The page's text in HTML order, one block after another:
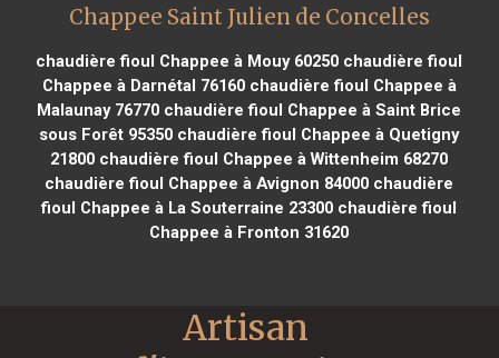
Chappee Saint Julien de Concelles
chaudière fioul Chappee à Mouy 60250 chaudière fioul
Chappee à Darnétal 76160chaudière fioul Chappee à
Malaunay 76770 chaudière fioul Chappee à Saint Brice
sous Forêt 95350 chaudière fioul Chappee à Quetigny
21800 chaudière fioul Chappee à Wittenheim 68270
chaudière fioul Chappee à Avignon 84000 chaudière
fioul Chappee à La Souterraine 23300 chaudière fioul
Chappee à Fronton 31620
Artisan